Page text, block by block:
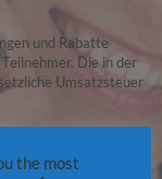
und Rabatte
Die in der
Umsatzsteuer
sind – auch
the most